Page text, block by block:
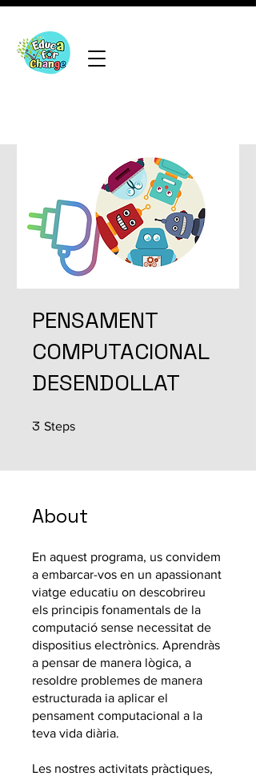
PENSAMENT
COMPUTACIONAL
DESENDOLLAT
3 Steps
About
En aquest programa, us convidem
a embarcar-vos en un apassionant
viatge educatiu on descobrireu
els principis fonamentals de la
computació sense necessitat de
dispositius electrònics. Aprendràs
a pensar de manera lògica, a
resoldre problemes de manera
estructurada ia aplicar el
pensament computacional a la
teva vida diària.
Les nostres activitats pràctiques,